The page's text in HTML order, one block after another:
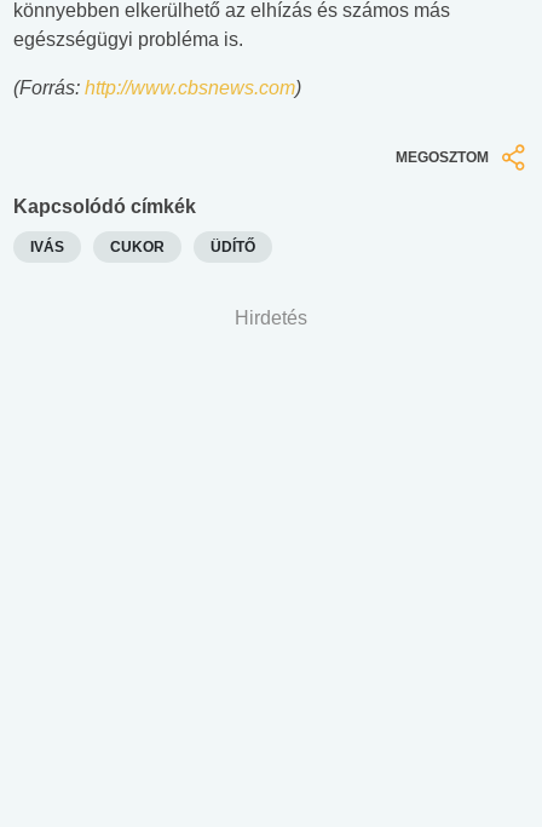
könnyebben elkerülhető az elhízás és számos más
egészségügyi probléma is.
(Forrás: http://www.cbsnews.com)
MEGOSZTOM
Kapcsolódó címkék
IVÁS CUKOR ÜDÍTŐ
Hirdetés